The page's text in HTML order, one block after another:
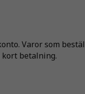
Varor som
betalning.